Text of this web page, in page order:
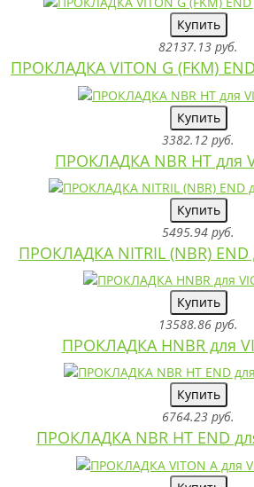
Купить
82137.13 руб.
ПРОКЛАДКА VITON G (FKM)
Купить
3382.12 руб.
ПРОКЛАДКА NBR HT для
Купить
5495.94 руб.
ПРОКЛАДКА NITRIL (NBR) END
Купить
13588.86 руб.
ПРОКЛАДКА HNBR для
Купить
6764.23 руб.
ПРОКЛАДКА NBR HT END